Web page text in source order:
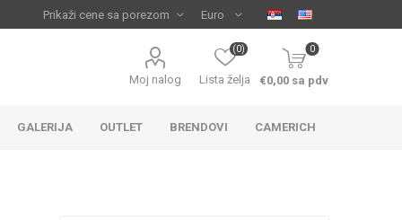
Moj nalog Lista želja
(0) 0
€0,00 sa pdv
GALERIJA OUTLET BRENDOVI CAMERICH